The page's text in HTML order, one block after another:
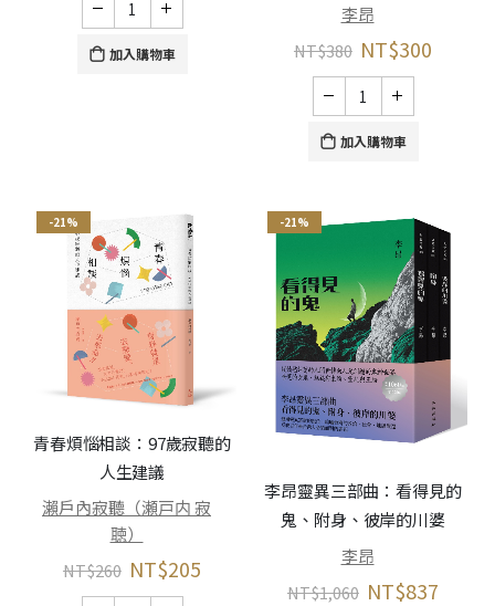
加入購物車
李昂
NT$380 NT$300
加入購物車
-21%
青春煩惱相談：97歲寂聽的
人生建議
瀨戶內寂聽（瀬戸内 寂
聴）
NT$260 NT$205
-21%
李昂靈異三部曲：看得見的
鬼、附身、彼岸的川婆
李昂
NT$1,060 NT$837